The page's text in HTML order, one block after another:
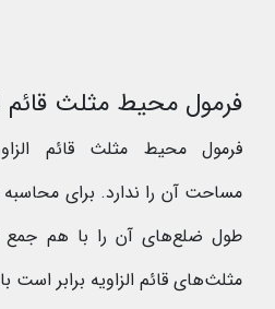
فرمول محیط مثلث قائم
فرمول محیط مثلث قائم
مساحت آن را ندارد. برای
طول ضلع‌های آن را با هم جمع
مثلث‌های قائم الزاویه برابر است